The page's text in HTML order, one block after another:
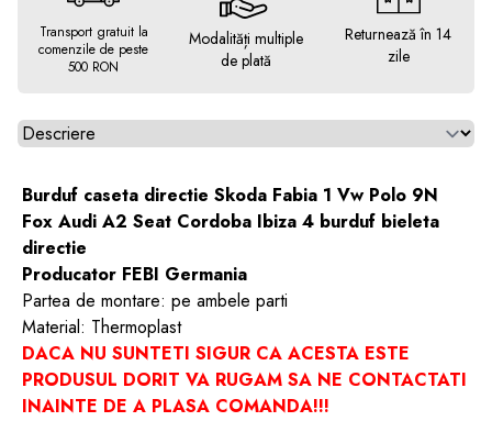
Transport gratuit la
comenzile de peste
500 RON
Modalități multiple
de plată
Returnează în 14
zile
Alegeti tab
Burduf caseta directie Skoda Fabia 1 Vw Polo 9N
Fox Audi A2 Seat Cordoba Ibiza 4 burduf bieleta
directie
Producator FEBI Germania
Partea de montare: pe ambele parti
Material: Thermoplast
DACA NU SUNTETI SIGUR CA ACESTA ESTE
PRODUSUL DORIT VA RUGAM SA NE CONTACTATI
INAINTE DE A PLASA COMANDA!!!